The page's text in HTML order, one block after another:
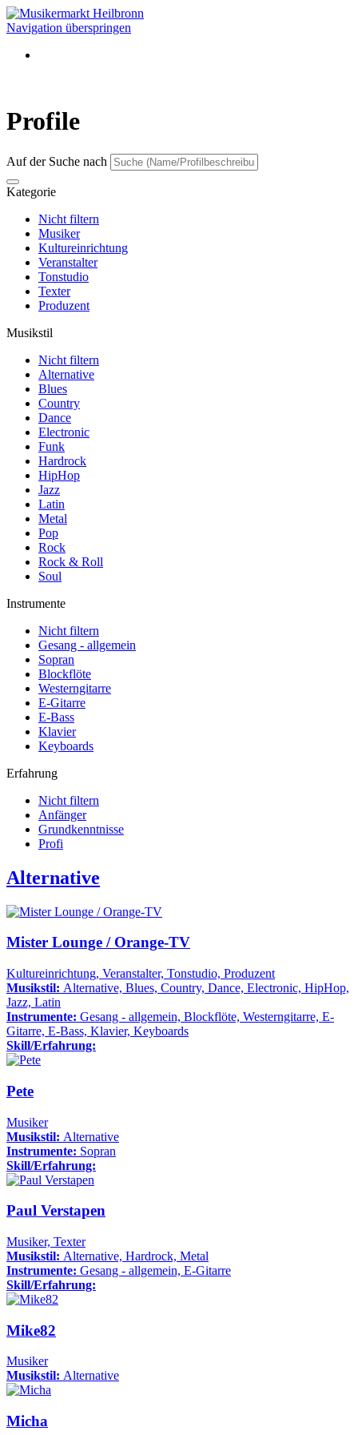
Navigation überspringen
Profile
Auf der Suche nach
Kategorie
Nicht filtern
Musiker
Kultureinrichtung
Veranstalter
Tonstudio
Texter
Produzent
Musikstil
Nicht filtern
Alternative
Blues
Country
Dance
Electronic
Funk
Hardrock
HipHop
Jazz
Latin
Metal
Pop
Rock
Rock & Roll
Soul
Instrumente
Nicht filtern
Gesang - allgemein
Sopran
Blockflöte
Westerngitarre
E-Gitarre
E-Bass
Klavier
Keyboards
Erfahrung
Nicht filtern
Anfänger
Grundkenntnisse
Profi
Alternative
Mister Lounge / Orange-TV
Kultureinrichtung, Veranstalter, Tonstudio, Produzent
Musikstil: Alternative, Blues, Country, Dance, Electronic, HipHop,
Jazz, Latin
Instrumente: Gesang - allgemein, Blockflöte, Westerngitarre, E-
Gitarre, E-Bass, Klavier, Keyboards
Skill/Erfahrung:
Pete
Musiker
Musikstil: Alternative
Instrumente: Sopran
Skill/Erfahrung:
Paul Verstapen
Musiker, Texter
Musikstil: Alternative, Hardrock, Metal
Instrumente: Gesang - allgemein, E-Gitarre
Skill/Erfahrung:
Mike82
Musiker
Musikstil: Alternative
Micha